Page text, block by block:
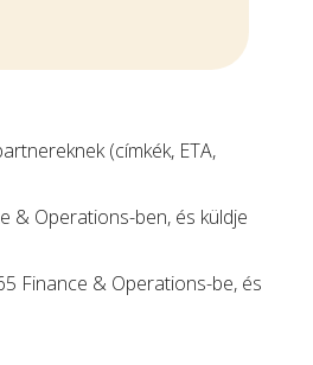
(címkék, ETA,
& Operations-ben, és küldje
Finance & Operations-be, és